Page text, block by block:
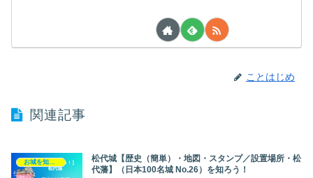
ことはじめ
関連記事
松代城【歴史（簡単）・地図・スタンプ／設置場所・松
代藩】（日本100名城 No.26）を知ろう！